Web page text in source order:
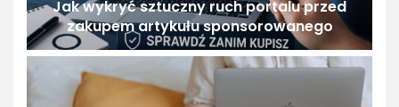
Jak wykryć sztuczny ruch portalu przed
zakupem artykułu sponsorowanego